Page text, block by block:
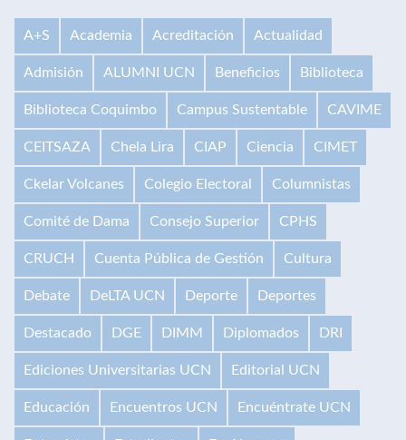
A+S Academia Acreditación Actualidad
Admisión ALUMNI UCN Beneficios Biblioteca
Biblioteca Coquimbo Campus Sustentable CAVIME
CEITSAZA Chela Lira CIAP Ciencia CIMET
Ckelar Volcanes Colegio Electoral Columnistas
Comité de Dama Consejo Superior CPHS
CRUCH Cuenta Pública de Gestión Cultura
Debate DeLTA UCN Deporte Deportes
Destacado DGE DIMM Diplomados DRI
Ediciones Universitarias UCN Editorial UCN
Educación Encuentros UCN Encuéntrate UCN